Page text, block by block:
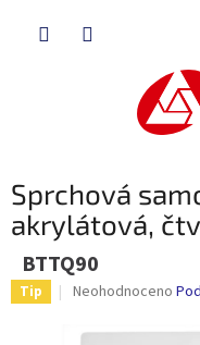
Sprchová
akrylátová,
BTTQ90
Tip
Průměrné
produktu
Neohodnoceno